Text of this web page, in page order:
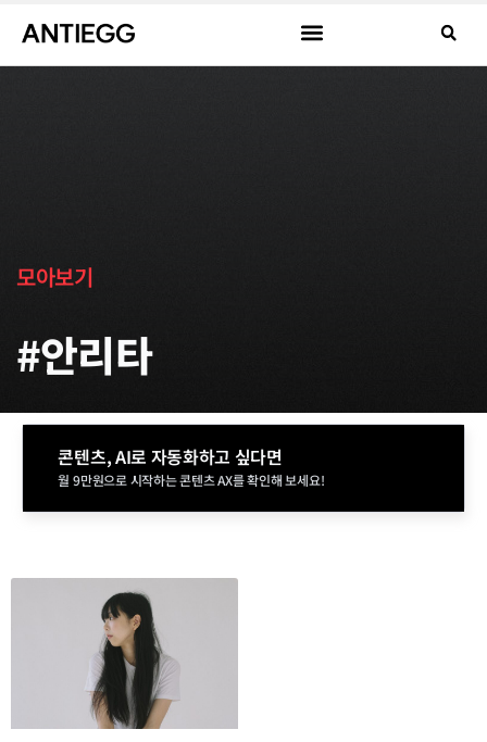
모아보기
#안리타
콘텐츠, AI로 자동화하고 싶다면
월 9만원으로 시작하는 콘텐츠 AX를 확인해 보세요!